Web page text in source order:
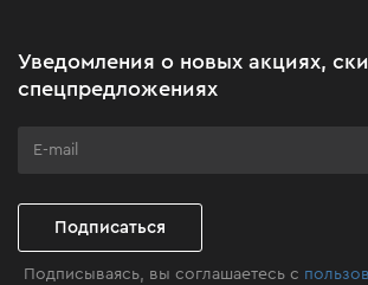
диска
дополнительных
Клуб мастерства
Уведомления о новых акциях,
спецпредложениях
Подписаться
Подписываясь, вы соглашаетесь с